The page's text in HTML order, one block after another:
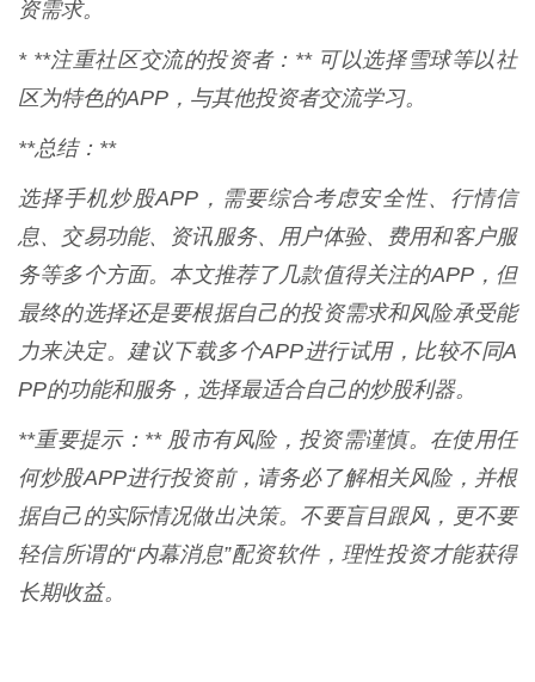
资需求。
* **注重社区交流的投资者：** 可以选择雪球等以社
区为特色的APP，与其他投资者交流学习。
**总结：**
选择手机炒股APP，需要综合考虑安全性、行情信
息、交易功能、资讯服务、用户体验、费用和客户服
务等多个方面。本文推荐了几款值得关注的APP，但
最终的选择还是要根据自己的投资需求和风险承受能
力来决定。建议下载多个APP进行试用，比较不同A
PP的功能和服务，选择最适合自己的炒股利器。
**重要提示：** 股市有风险，投资需谨慎。在使用任
何炒股APP进行投资前，请务必了解相关风险，并根
据自己的实际情况做出决策。不要盲目跟风，更不要
轻信所谓的“内幕消息”配资软件，理性投资才能获得
长期收益。